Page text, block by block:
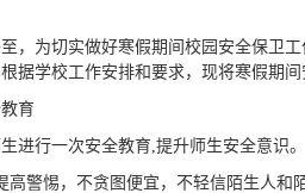
，为切实做好寒假期间校园安全保卫
据学校工作安排和要求，现将寒假期间
育
进行一次安全教育,提升师生安全意识。
高警惕，不贪图便宜，不轻信陌生人和